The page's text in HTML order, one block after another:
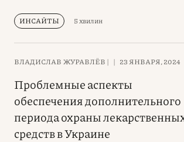
ИНСАЙТЫ 5 хвилин
ВЛАДИСЛАВ ЖУРАВЛЁВ | | 23 ЯНВАРЯ, 2024
Проблемные аспекты
обеспечения дополнительного
периода охраны
средств в Украине